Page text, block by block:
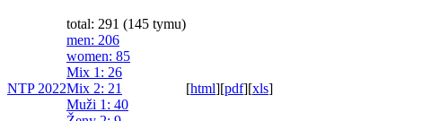
NTP 2022
total: 291 (145 tymu)
men: 206
women: 85
Mix 1 : 26
Mix 2: 21
Muži 1 : 40
[html][pdf][xls]